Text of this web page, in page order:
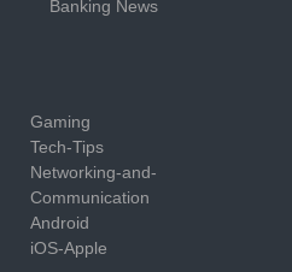
Banking News
Gaming
Tech-Tips
Networking-and-
Communication
Android
iOS-Apple